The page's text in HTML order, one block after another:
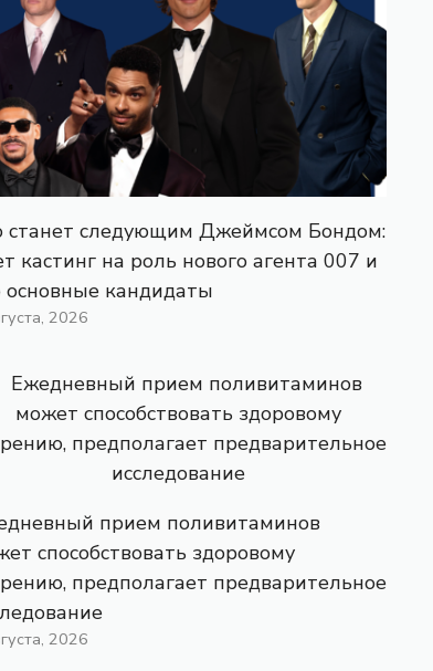
станет следующим Джеймсом Бондом:
кастинг на роль нового агента 007 и
основные кандидаты
2026
прием поливитаминов
способствовать здоровому
предполагает предварительное
2026